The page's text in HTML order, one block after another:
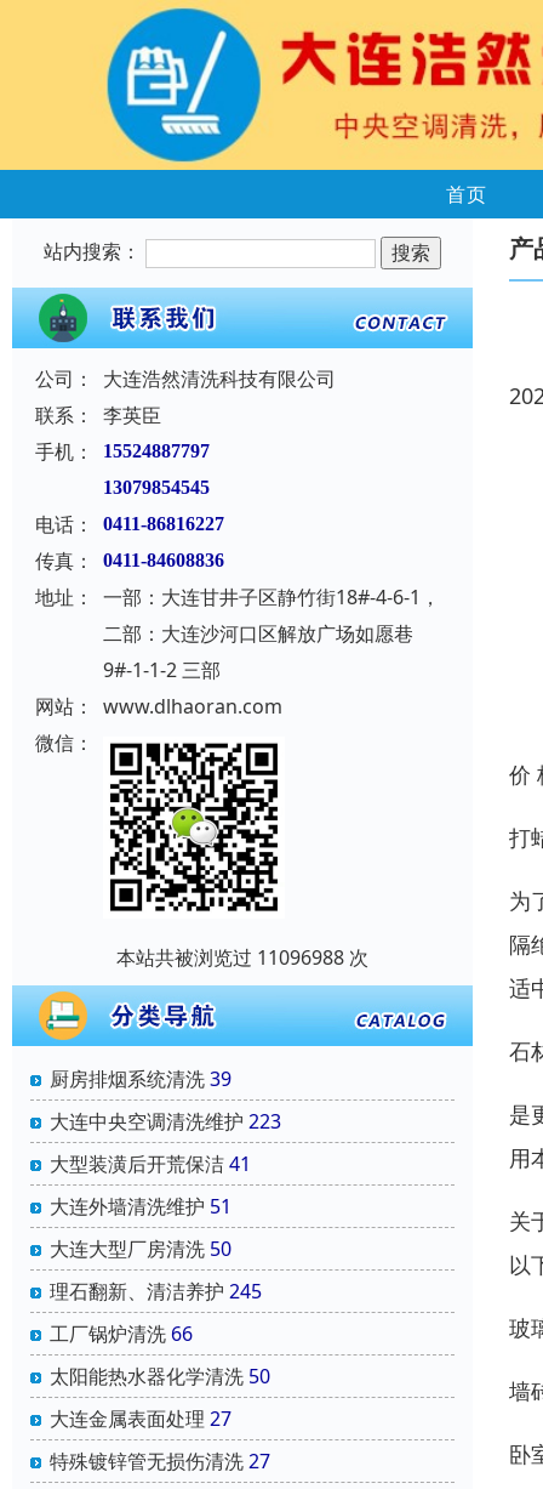
首页
站内搜索：
公司：
大连浩然清洗科技有限公司
联系：
李英臣
手机：
15524887797
13079854545
电话： 0411-86816227
传真： 0411-84608836
地址：
一部：大连甘井子区静竹街18#-4-6-1，
二部：大连沙河口区解放广场如愿巷
9#-1-1-2 三部
网站：
www.dlhaoran.com
微信：
本站共被浏览过 11096988 次
厨房排烟系统清洗39
大连中央空调清洗维护 223
大型装潢后开荒保洁41
大连外墙清洗维护 51
大连大型厂房清洗 50
理石翻新、清洁养护 245
工厂锅炉清洗 66
太阳能热水器化学清洗 50
大连金属表面处理 27
特殊镀锌管无损伤清洗27
产
价
打
为
隔
适
石
是
用
关
以
玻
墙
卧